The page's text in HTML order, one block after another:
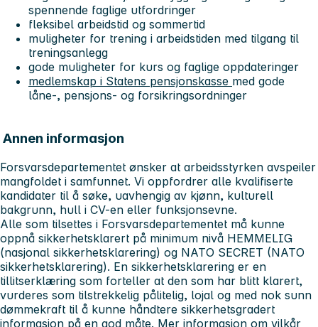
spennende faglige utfordringer
fleksibel arbeidstid og sommertid
muligheter for trening i arbeidstiden med tilgang til
treningsanlegg
gode muligheter for kurs og faglige oppdateringer
medlemskap i Statens pensjonskasse med gode
låne-, pensjons- og forsikringsordninger
Annen informasjon
Forsvarsdepartementet ønsker at arbeidsstyrken avspeiler
mangfoldet i samfunnet. Vi oppfordrer alle kvalifiserte
kandidater til å søke, uavhengig av kjønn, kulturell
bakgrunn, hull i CV-en eller funksjonsevne.
Alle som tilsettes i Forsvarsdepartementet må kunne
oppnå sikkerhetsklarert på minimum nivå HEMMELIG
(nasjonal sikkerhetsklarering) og NATO SECRET (NATO
sikkerhetsklarering). En sikkerhetsklarering er en
tillitserklæring som forteller at den som har blitt klarert,
vurderes som tilstrekkelig pålitelig, lojal og med nok sunn
dømmekraft til å kunne håndtere sikkerhetsgradert
informasjon på en god måte. Mer informasjon om vilkår